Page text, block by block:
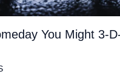
You Might 3-